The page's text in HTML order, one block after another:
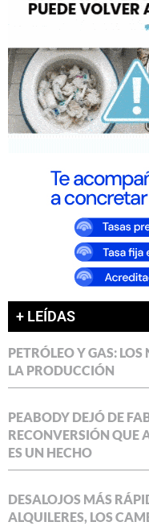
+ LEÍDAS
PETRÓLEO Y GAS:
LA PRODUCCIÓN
PEABODY DEJÓ DE
RECONVERSIÓN QUE
ES UN HECHO
DESALOJOS MÁS
ALQUILERES, LOS